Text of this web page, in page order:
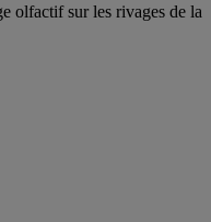
olfactif sur les rivages de la